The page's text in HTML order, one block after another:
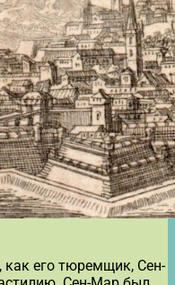
как его тюремщик, Сен-